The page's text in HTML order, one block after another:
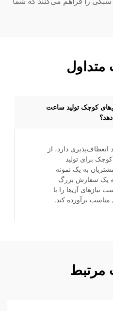
متداول
کوچک تولید ساعت
انعطاف‌پذیری دارد، از
برای تولید
به یک نمونه
چه یک سفارش بزرگ
نیازهای آن‌ها را با
برآورده کند.
مرتبط